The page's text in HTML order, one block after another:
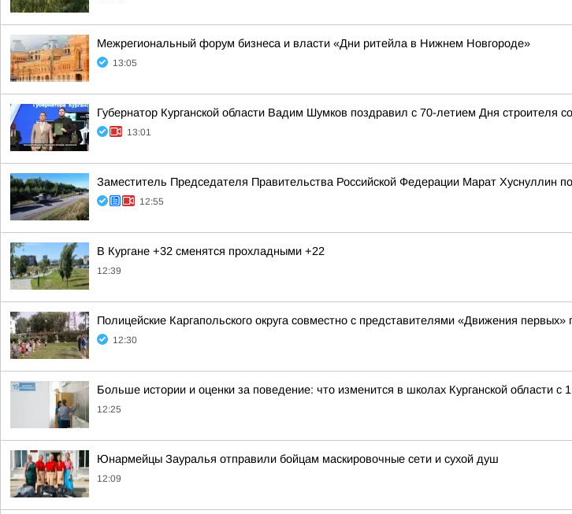
Межрегиональный форум бизнеса и власти «Дни ритейла в Нижнем Новгороде»
13:05
Губернатор Курганской области Вадим Шумков поздравил с 70-летием Дня строителя
13:01
Заместитель Председателя Правительства Российской Федерации Марат Хуснуллин
12:55
В Кургане +32 сменятся прохладными +22
12:39
Полицейские Каргапольского округа совместно с представителями «Движения
12:30
Больше истории и оценки за поведение: что изменится в школах Курганской области с
12:25
Юнармейцы Зауралья отправили бойцам маскировочные сети и сухой душ
12:09